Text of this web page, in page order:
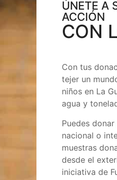
ÚNETE A
ACCIÓN
CON
Con tus
tejer un
niños en La
agua y
Puedes
nacional o
muestras
desde el
iniciativa de